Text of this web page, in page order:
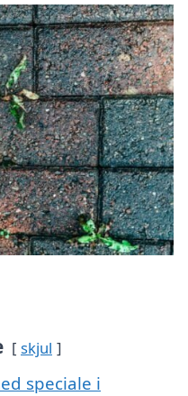
skjul
speciale i